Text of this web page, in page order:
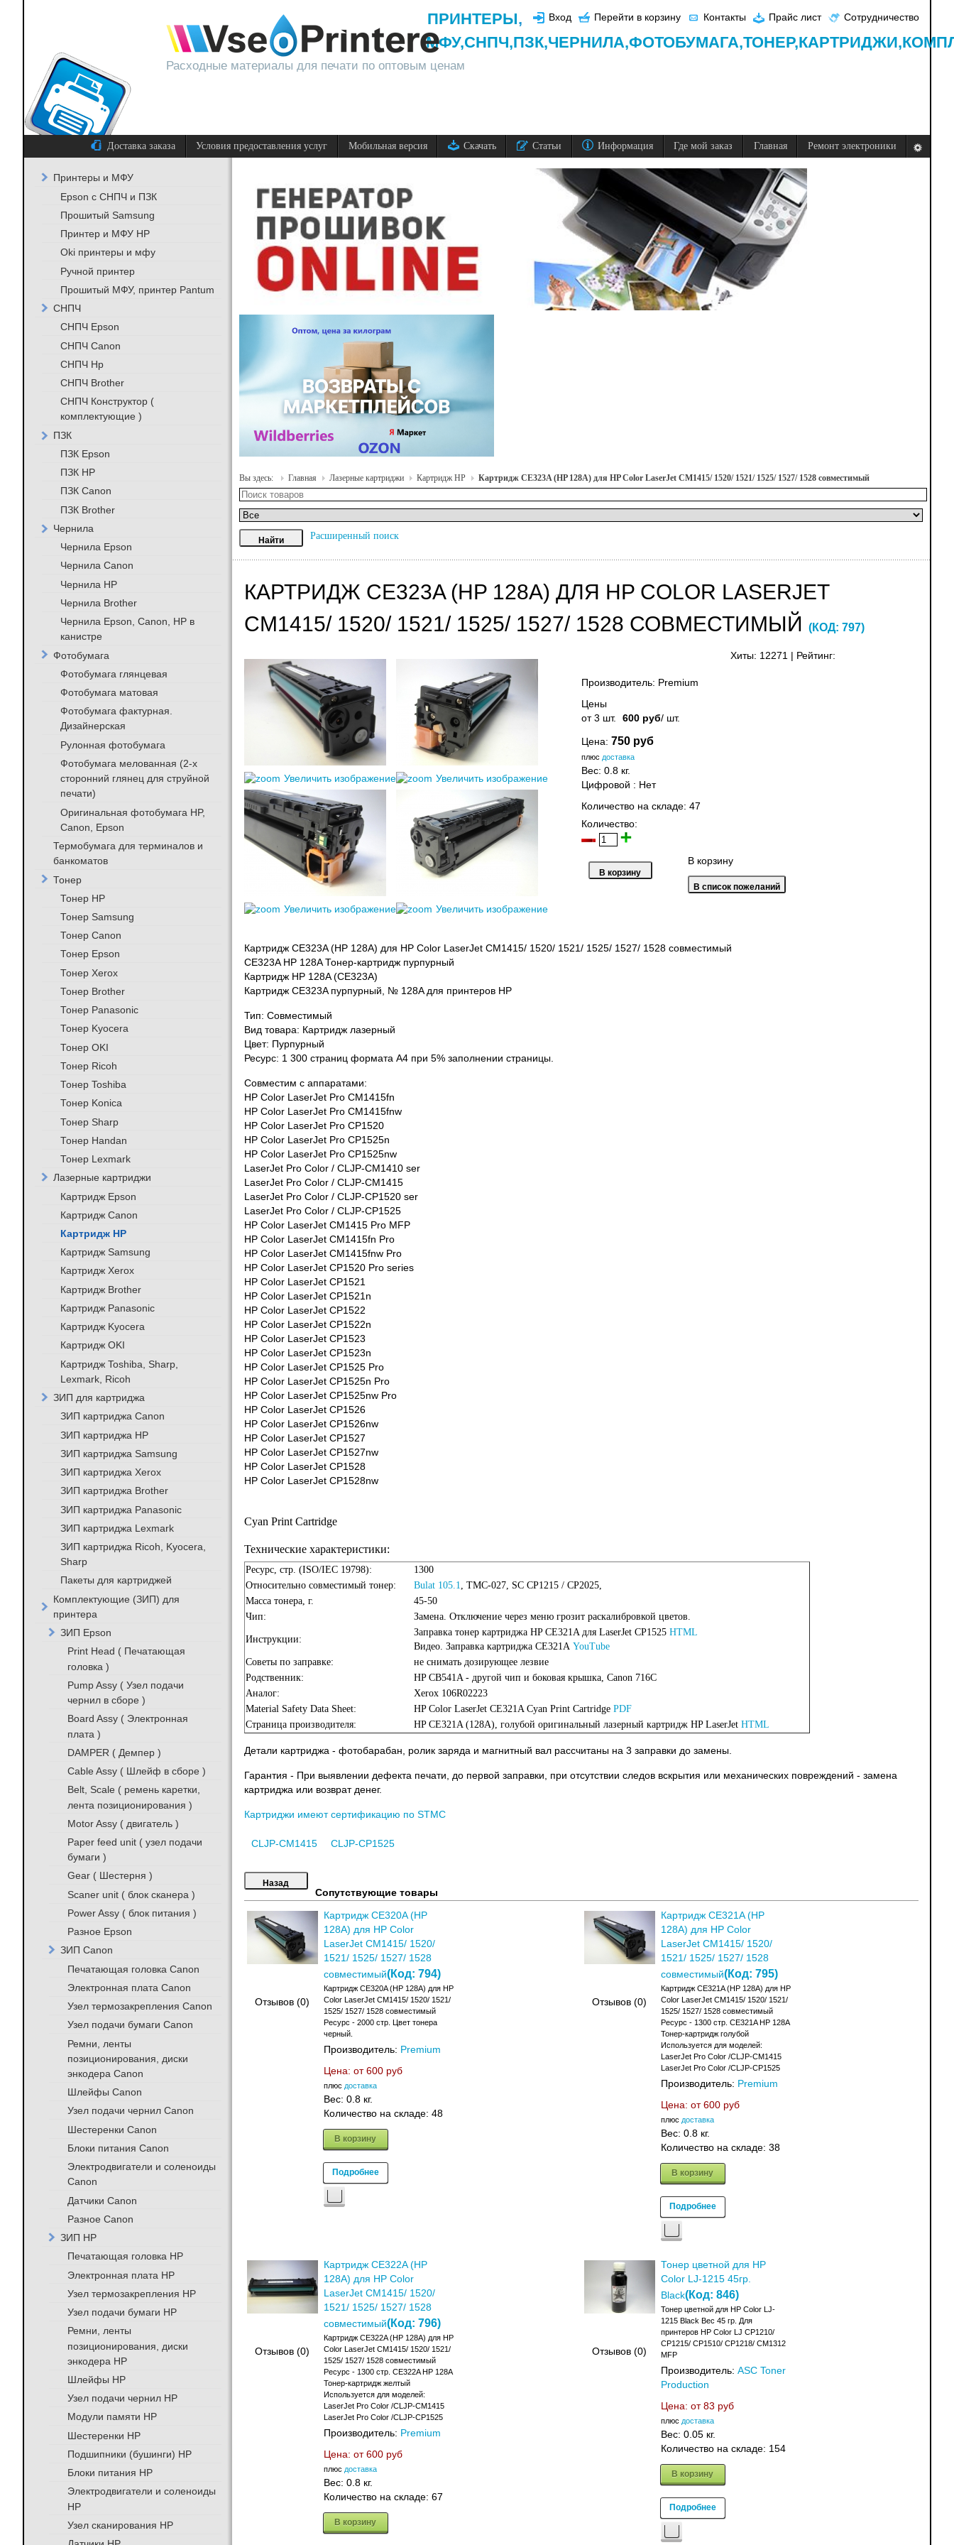
Расходные материалы для печати по оптовым ценам
Вход Перейти в корзину Контакты Прайс лист Сотрудничество
ПРИНТЕРЫ,
МФУ,СНПЧ,ПЗК,ЧЕРНИЛА,ФОТОБУМАГА,ТОНЕР,КАРТРИДЖИ,
Доставка заказа Условия предоставления услуг Мобильная версия Скачать Статьи Информация Где мой заказ Главная Ремонт электроники
Вы здесь: Главная Лазерные картриджи Картридж HP Картридж CE323A (HP 128A) для HP Color LaserJet CM1415/ 1520/ 1521/ 1525/ 1527/ 1528 совместимый
Расширенный поиск
КАРТРИДЖ CE323A (HP 128A) ДЛЯ HP COLOR LASERJET
CM1415/ 1520/ 1521/ 1525/ 1527/ 1528 СОВМЕСТИМЫЙ (КОД: 797)
Хиты: 12271 Рейтинг:
Увеличить изображение Увеличить изображение
Увеличить изображение Увеличить изображение
Производитель: Premium
Цены
от 3 шт.
600 руб/ шт.
Цена: 750 руб
плюс доставка
Вес: 0.8 кг.
Цифровой : Нет
Количество на складе: 47
Количество:
В корзину
Картридж CE323A (HP 128A) для HP Color LaserJet CM1415/ 1520/ 1521/ 1525/ 1527/ 1528 совместимый
CE323A HP 128A Тонер-картридж пурпурный
Картридж HP 128A (CE323A)
Картридж CE323A пурпурный, № 128A для принтеров HP
Тип: Совместимый
Вид товара: Картридж лазерный
Цвет: Пурпурный
Ресурс: 1 300 страниц формата А4 при 5% заполнении страницы.
Совместим с аппаратами:
HP Color LaserJet Pro CM1415fn
HP Color LaserJet Pro CM1415fnw
HP Color LaserJet Pro CP1520
HP Color LaserJet Pro CP1525n
HP Color LaserJet Pro CP1525nw
LaserJet Pro Color / CLJP-CM1410 ser
LaserJet Pro Color / CLJP-CM1415
LaserJet Pro Color / CLJP-CP1520 ser
LaserJet Pro Color / CLJP-CP1525
HP Color LaserJet CM1415 Pro MFP
HP Color LaserJet CM1415fn Pro
HP Color LaserJet CM1415fnw Pro
HP Color LaserJet CP1520 Pro series
HP Color LaserJet CP1521
HP Color LaserJet CP1521n
HP Color LaserJet CP1522
HP Color LaserJet CP1522n
HP Color LaserJet CP1523
HP Color LaserJet CP1523n
HP Color LaserJet CP1525 Pro
HP Color LaserJet CP1525n Pro
HP Color LaserJet CP1525nw Pro
HP Color LaserJet CP1526
HP Color LaserJet CP1526nw
HP Color LaserJet CP1527
HP Color LaserJet CP1527nw
HP Color LaserJet CP1528
HP Color LaserJet CP1528nw
Cyan Print Cartridge
Технические характеристики:
Ресурс, стр. (ISO/IEC 19798):
1300
Относительно совместимый тонер:
Bulat 105.1, TMC-027, SC CP1215 / CP2025,
Масса тонера, г.
45-50
Чип:
Замена. Отключение через меню грозит раскалибровкой цветов.
Инструкции:
Заправка тонер картриджа HP CE321A для LaserJet CP1525 HTML
Видео. Заправка картриджа CE321A YouTube
Советы по заправке:
не снимать дозирующее лезвие
Родственник:
HP CB541A - другой чип и боковая крышка, Canon 716C
Аналог:
Xerox 106R02223
Material Safety Data Sheet:
HP Color LaserJet CE321A Cyan Print Cartridge PDF
Страница производителя:
HP CE321A (128A), голубой оригинальный лазерный картридж HP LaserJet HTML
Детали картриджа - фотобарабан, ролик заряда и магнитный вал рассчитаны на 3 заправки до замены.
Гарантия - При выявлении дефекта печати, до первой заправки, при отсутствии следов вскрытия или механических повреждений - замена
картриджа или возврат денег.
Картриджи имеют сертификацию по STMC
CLJP-CM1415 CLJP-CP1525
Сопутствующие товары
Отзывов (0)
Картридж CE320A (HP
128A) для HP Color
LaserJet CM1415/ 1520/
1521/ 1525/ 1527/ 1528
совместимый(Код: 794)
Картридж CE320A (HP 128A) для HP
Color LaserJet CM1415/ 1520/ 1521/
1525/ 1527/ 1528 совместимый
Ресурс - 2000 стр. Цвет тонера
черный.
Производитель: Premium
Цена: от 600 руб
плюс доставка
Вес: 0.8 кг.
Количество на складе: 48
В корзину
Подробнее
Отзывов (0)
Картридж CE321A (HP
128A) для HP Color
LaserJet CM1415/ 1520/
1521/ 1525/ 1527/ 1528
совместимый(Код: 795)
Картридж CE321A (HP 128A) для HP
Color LaserJet CM1415/ 1520/ 1521/
1525/ 1527/ 1528 совместимый
Ресурс - 1300 стр. CE321A HP 128A
Тонер-картридж голубой
Используется для моделей:
LaserJet Pro Color /CLJP-CM1415
LaserJet Pro Color /CLJP-CP1525
Производитель: Premium
Цена: от 600 руб
плюс доставка
Вес: 0.8 кг.
Количество на складе: 38
В корзину
Подробнее
Отзывов (0)
Картридж CE322A (HP
128A) для HP Color
LaserJet CM1415/ 1520/
1521/ 1525/ 1527/ 1528
совместимый(Код: 796)
Картридж CE322A (HP 128A) для HP
Color LaserJet CM1415/ 1520/ 1521/
1525/ 1527/ 1528 совместимый
Ресурс - 1300 стр. CE322A HP 128A
Тонер-картридж желтый
Используется для моделей:
LaserJet Pro Color /CLJP-CM1415
LaserJet Pro Color /CLJP-CP1525
Производитель: Premium
Цена: от 600 руб
плюс доставка
Вес: 0.8 кг.
Количество на складе: 67
В корзину
Отзывов (0)
Тонер цветной для HP
Color LJ-1215 45гр.
Black(Код: 846)
Тонер цветной для HP Color LJ-
1215 Black Вес 45 гр. Для
принтеров HP Color LJ CP1210/
CP1215/ CP1510/ CP1218/ CM1312
MFP
Производитель: ASC Toner
Production
Цена: от 83 руб
плюс доставка
Вес: 0.05 кг.
Количество на складе: 154
В корзину
Подробнее
Принтеры и МФУ
Epson с СНПЧ и ПЗК
Прошитый Samsung
Принтер и МФУ HP
Oki принтеры и мфу
Ручной принтер
Прошитый МФУ, принтер Pantum
СНПЧ
СНПЧ Epson
СНПЧ Canon
СНПЧ Hp
СНПЧ Brother
СНПЧ Конструктор (
комплектующие )
ПЗК
ПЗК Epson
ПЗК HP
ПЗК Canon
ПЗК Brother
Чернила
Чернила Epson
Чернила Canon
Чернила HP
Чернила Brother
Чернила Epson, Canon, HP в
канистре
Фотобумага
Фотобумага глянцевая
Фотобумага матовая
Фотобумага фактурная.
Дизайнерская
Рулонная фотобумага
Фотобумага мелованная (2-х
сторонний глянец для струйной
печати)
Оригинальная фотобумага HP,
Canon, Epson
Термобумага для терминалов и
банкоматов
Тонер
Тонер HP
Тонер Samsung
Тонер Canon
Тонер Epson
Тонер Xerox
Тонер Brother
Тонер Panasonic
Тонер Kyocera
Тонер OKI
Тонер Ricoh
Тонер Toshiba
Тонер Konica
Тонер Sharp
Тонер Handan
Тонер Lexmark
Лазерные картриджи
Картридж Epson
Картридж Canon
Картридж HP
Картридж Samsung
Картридж Xerox
Картридж Brother
Картридж Panasonic
Картридж Kyocera
Картридж OKI
Картридж Toshiba, Sharp,
Lexmark, Ricoh
ЗИП для картриджа
ЗИП картриджа Canon
ЗИП картриджа HP
ЗИП картриджа Samsung
ЗИП картриджа Xerox
ЗИП картриджа Brother
ЗИП картриджа Panasonic
ЗИП картриджа Lexmark
ЗИП картриджа Ricoh, Kyocera,
Sharp
Пакеты для картриджей
Комплектующие (ЗИП) для
принтера
ЗИП Epson
Print Head ( Печатающая
головка )
Pump Assy ( Узел подачи
чернил в сборе )
Board Assy ( Электронная
плата )
DAMPER ( Демпер )
Cable Assy ( Шлейф в сборе )
Belt, Scale ( ремень каретки,
лента позиционирования )
Motor Assy ( двигатель )
Paper feed unit ( узел подачи
бумаги )
Gear ( Шестерня )
Scaner unit ( блок сканера )
Power Assy ( блок питания )
Разное Epson
ЗИП Canon
Печатающая головка Canon
Электронная плата Canon
Узел термозакрепления Canon
Узел подачи бумаги Canon
Ремни, ленты
позиционирования, диски
энкодера Canon
Шлейфы Canon
Узел подачи чернил Canon
Шестеренки Canon
Блоки питания Canon
Электродвигатели и соленоиды
Canon
Датчики Canon
Разное Canon
ЗИП HP
Печатающая головка HP
Электронная плата HP
Узел термозакрепления HP
Узел подачи бумаги HP
Ремни, ленты
позиционирования, диски
энкодера HP
Шлейфы HP
Узел подачи чернил HP
Модули памяти HP
Шестеренки HP
Подшипники (бушинги) HP
Блоки питания HP
Электродвигатели и соленоиды
HP
Узел сканирования HP